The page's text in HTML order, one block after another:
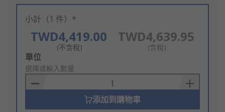
小計（1 件）*
TWD4,419.00
(不含稅)
TWD4,639.95
(含稅)
Add
to
Basket
單位
選擇或輸入數量
添加到購物車